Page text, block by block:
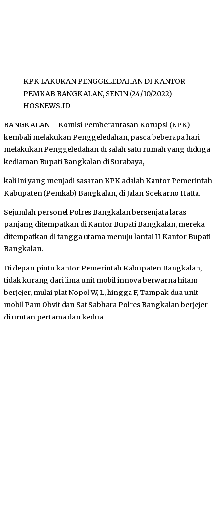
KPK LAKUKAN PENGGELEDAHAN DI KANTOR
PEMKAB BANGKALAN, SENIN (24/10/2022)
HOSNEWS.ID
BANGKALAN – Komisi Pemberantasan Korupsi (KPK)
kembali melakukan Penggeledahan, pasca beberapa hari
melakukan Penggeledahan di salah satu rumah yang diduga
kediaman Bupati Bangkalan di Surabaya,
kali ini yang menjadi sasaran KPK adalah Kantor Pemerintah
Kabupaten (Pemkab) Bangkalan, di Jalan Soekarno Hatta.
Sejumlah personel Polres Bangkalan bersenjata laras
panjang ditempatkan di Kantor Bupati Bangkalan, mereka
ditempatkan di tangga utama menuju lantai II Kantor Bupati
Bangkalan.
Di depan pintu kantor Pemerintah Kabupaten Bangkalan,
tidak kurang dari lima unit mobil innova berwarna hitam
berjejer, mulai plat Nopol W, L, hingga F, Tampak dua unit
mobil Pam Obvit dan Sat Sabhara Polres Bangkalan berjejer
di urutan pertama dan kedua.